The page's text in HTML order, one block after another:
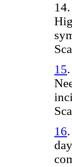
14.
15.
16.